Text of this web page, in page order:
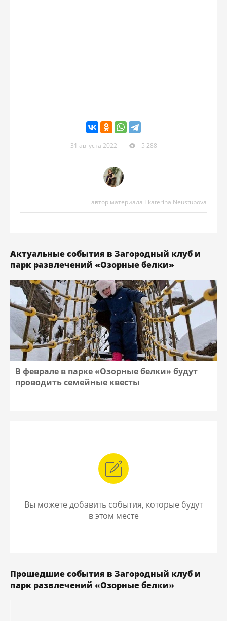
31 августа 2022 5 288
автор материала Ekaterina Neustupova
Актуальные события в Загородный клуб и
парк развлечений «Озорные белки»
В феврале в парке «Озорные белки» будут
проводить семейные квесты
Вы можете добавить события, которые будут
в этом месте
Прошедшие события в Загородный клуб и
парк развлечений «Озорные белки»